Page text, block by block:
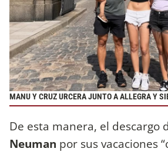
MANU Y CRUZ URCERA JUNTO A ALLEGRA Y
De esta manera, el descargo
Neuman por sus vacaciones